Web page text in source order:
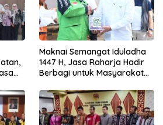
Maknai Semangat Iduladha
1447 H, Jasa Raharja Hadir
Berbagi untuk Masyarakat
Daging Kurban